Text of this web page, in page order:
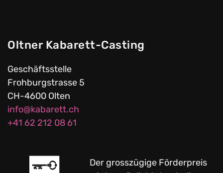
Oltner Kabarett-Casting
Geschäftsstelle
Frohburgstrasse 5
CH-4600 Olten
info@kabarett.ch
+41 62 212 08 61
Der grosszügige Förderpreis